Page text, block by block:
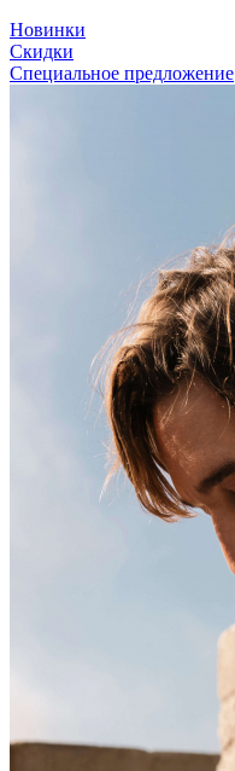
Новинки
Скидки
Специальное предложение